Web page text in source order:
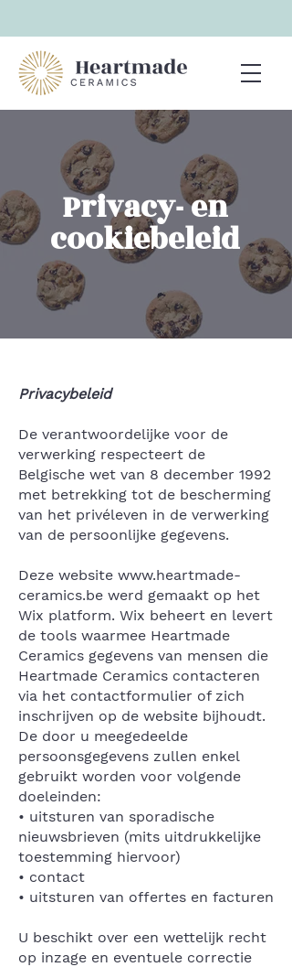
Privacy- en
cookiebeleid
Privacybeleid
De verantwoordelijke voor de
verwerking respecteert de
Belgische wet van 8 december 1992
met betrekking tot de bescherming
van het privéleven in de verwerking
van de persoonlijke gegevens.
Deze website www.heartmade-
ceramics.be werd gemaakt op het
Wix platform. Wix beheert en levert
de tools waarmee Heartmade
Ceramics gegevens van mensen die
Heartmade Ceramics contacteren
via het contactformulier of zich
inschrijven op de website bijhoudt.
De door u meegedeelde
persoonsgegevens zullen enkel
gebruikt worden voor volgende
doeleinden:
• uitsturen van sporadische
nieuwsbrieven (mits uitdrukkelijke
toestemming hiervoor)
• contact
• uitsturen van offertes en facturen
U beschikt over een wettelijk recht
op inzage en eventuele correctie